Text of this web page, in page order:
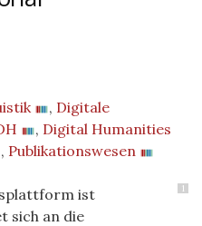
, Digitale
, Digital Humanities
, Publikationswesen
1
ist
sich an die